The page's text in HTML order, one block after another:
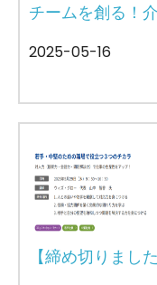
チームを創る！
2025-05-16
【締め切りまし